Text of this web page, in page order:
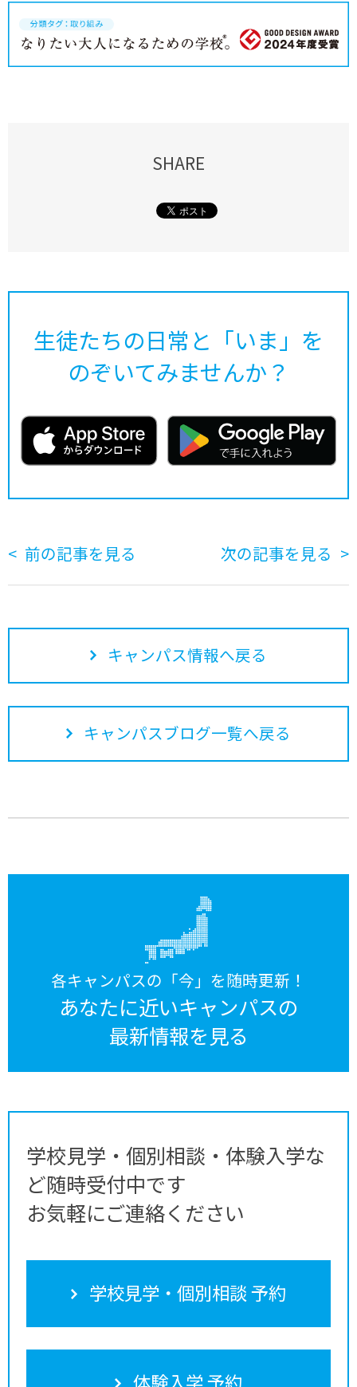
SHARE
生徒たちの日常と「いま」を
のぞいてみませんか？
前の記事を見る 次の記事を見る
キャンパス情報へ戻る
キャンパスブログ一覧へ戻る
各キャンパスの「今」を随時更新！
あなたに近いキャンパスの
最新情報を見る
学校見学・個別相談・体験入学な
ど随時受付中です
お気軽にご連絡ください
学校見学・個別相談 予約
体験入学 予約